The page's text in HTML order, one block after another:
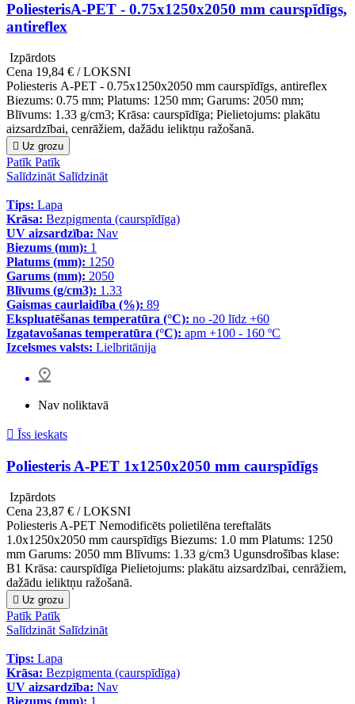
PoliesterisA-PET - 0.75x1250x2050 mm caurspīdīgs,
antireflex
Izpārdots
Cena 19,84 € / LOKSNI
Poliesteris A-PET - 0.75x1250x2050 mm caurspīdīgs, antireflex
Biezums: 0.75 mm; Platums: 1250 mm; Garums: 2050 mm;
Blīvums: 1.33 g/cm3; Krāsa: caurspīdīga; Pielietojums: plakātu
aizsardzībai, cenrāžiem, dažādu ieliktņu ražošanā.
 Uz grozu
Patīk Patīk
Salīdzināt Salīdzināt
Tips: Lapa
Krāsa: Bezpigmenta (caurspīdīga)
UV aizsardzība: Nav
Biezums (mm): 1
Platums (mm): 1250
Garums (mm): 2050
Blīvums (g/cm3): 1.33
Gaismas caurlaidība (%): 89
Ekspluatēšanas temperatūra (°C): no -20 līdz +60
Izgatavošanas temperatūra (°C): apm +100 - 160 ºC
Izcelsmes valsts: Lielbritānija
Nav noliktavā
 Īss ieskats
Poliesteris A-PET 1x1250x2050 mm caurspīdīgs
Izpārdots
Cena 23,87 € / LOKSNI
Poliesteris A-PET Nemodificēts polietilēna tereftalāts
1.0x1250x2050 mm caurspīdīgs Biezums: 1.0 mm Platums: 1250
mm Garums: 2050 mm Blīvums: 1.33 g/cm3 Ugunsdrošības klase:
B1 Krāsa: caurspīdīga Pielietojums: plakātu aizsardzībai, cenrāžiem,
dažādu ieliktņu ražošanā.
 Uz grozu
Patīk Patīk
Salīdzināt Salīdzināt
Tips: Lapa
Krāsa: Bezpigmenta (caurspīdīga)
UV aizsardzība: Nav
Biezums (mm): 1